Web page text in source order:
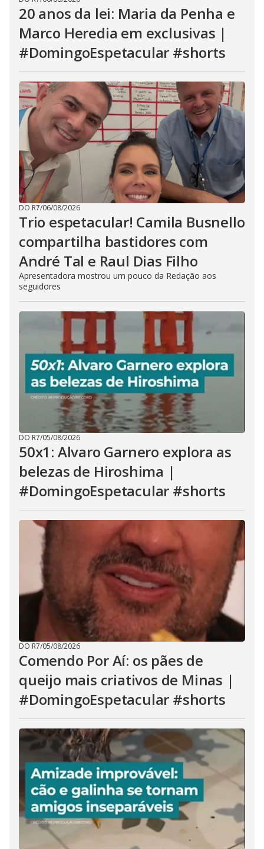
20 anos da lei: Maria da Penha e
Marco Heredia em exclusivas |
#DomingoEspetacular #shorts
DO R7/06/08/2026
Trio espetacular! Camila Busnello
compartilha bastidores com
André Tal e Raul Dias Filho
Apresentadora mostrou um pouco da Redação aos
seguidores
DO R7/05/08/2026
50x1: Alvaro Garnero explora as
belezas de Hiroshima |
#DomingoEspetacular #shorts
DO R7/05/08/2026
Comendo Por Aí: os pães de
queijo mais criativos de Minas |
#DomingoEspetacular #shorts